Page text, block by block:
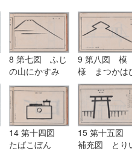
8 第七図 ふじ
の山にかすみ
9 第八図 模
様 まつかは
し
14 第十四図
たばこぼん
15 第十五図
補充図 とり